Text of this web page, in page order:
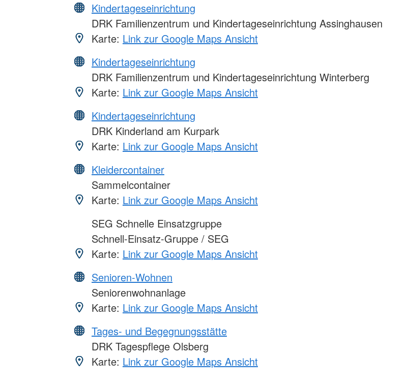
Kindertageseinrichtung
DRK Familienzentrum und Kindertageseinrichtung Assinghausen
Karte: Link zur Google Maps Ansicht
Kindertageseinrichtung
DRK Familienzentrum und Kindertageseinrichtung Winterberg
Karte: Link zur Google Maps Ansicht
Kindertageseinrichtung
DRK Kinderland am Kurpark
Karte: Link zur Google Maps Ansicht
Kleidercontainer
Sammelcontainer
Karte: Link zur Google Maps Ansicht
SEG Schnelle Einsatzgruppe
Schnell-Einsatz-Gruppe / SEG
Karte: Link zur Google Maps Ansicht
Senioren-Wohnen
Seniorenwohnanlage
Karte: Link zur Google Maps Ansicht
Tages- und Begegnungsstätte
DRK Tagespflege Olsberg
Karte: Link zur Google Maps Ansicht